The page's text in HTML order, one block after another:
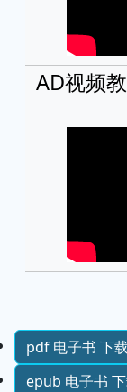
AD视频
pdf 电子书 下载
epub 电子书